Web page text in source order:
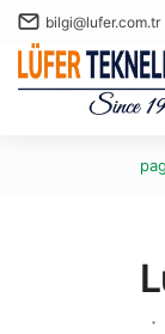
bilgi@lufer.com.tr